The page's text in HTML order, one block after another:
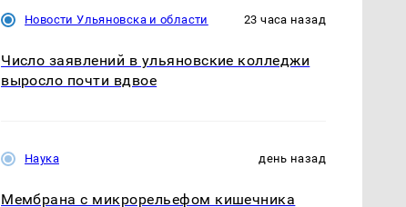
Новости Ульяновска и области 23 часа назад
Число заявлений в ульяновские колледжи
выросло почти вдвое
Наука день назад
Мембрана с микрорельефом кишечника